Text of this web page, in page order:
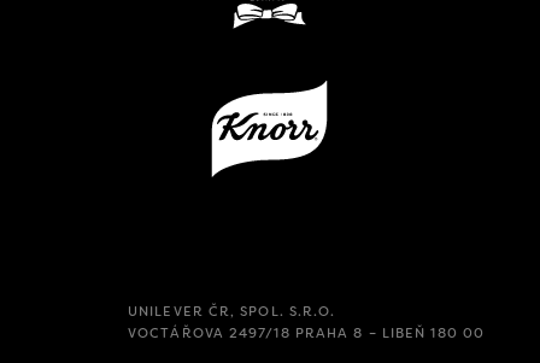
UNILEVER ČR, SPOL. S.R.O.
VOCTÁŘOVA 2497/18 PRAHA 8 – LIBEŇ 180 00